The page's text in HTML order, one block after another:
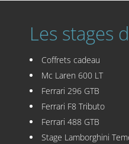
Les stages
Coffrets cadeau
Mc Laren 600 LT
Ferrari 296 GTB
Ferrari F8 Tributo
Ferrari 488 GTB
Stage Lamborghini